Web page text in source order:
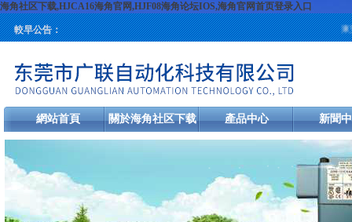
海角社区下载,HJCA16海角官网,HJF08海角论坛IOS,海角官网首页登录入口
較早公告： 東莞
網站首頁 關於海角社区下载 產品中心 新聞